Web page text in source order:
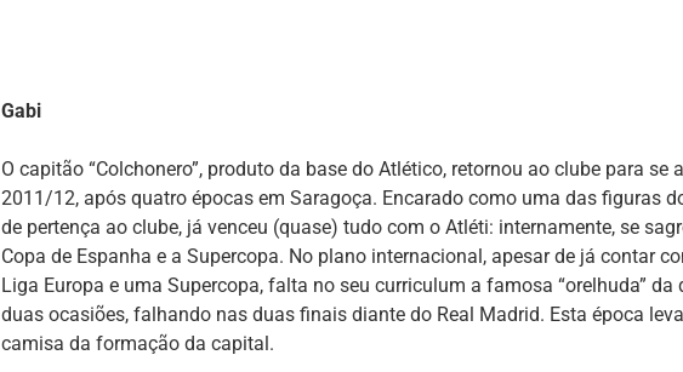
Gabi
O capitão “Colchonero”, produto da base do Atlético, retornou ao clube para se
2011/12, após quatro épocas em Saragoça. Encarado como uma das figuras
de pertença ao clube, já venceu (quase) tudo com o Atléti: internamente, se
Copa de Espanha e a Supercopa. No plano internacional, apesar de já contar
Liga Europa e uma Supercopa, falta no seu curriculum a famosa “orelhuda” da
duas ocasiões, falhando nas duas finais diante do Real Madrid. Esta época
camisa da formação da capital.